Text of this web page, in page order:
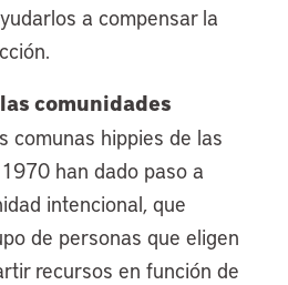
a compensar la
comunidades
comunas hippies de las
han dado paso a
intencional, que
de personas que eligen
recursos en función de